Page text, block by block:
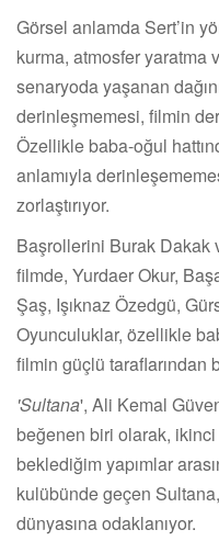
Görsel anlamda Sert’in
kurma, atmosfer yaratma
senaryoda yaşanan
derinleşmemesi, filmin
Özellikle baba-oğul
anlamıyla
zorlaştırıyor.
Başrollerini Burak Dakak
filmde, Yurdaer Okur,
Şaş, Işıknaz Özedgü,
Oyunculuklar, özellikle
filmin güçlü taraflarından
'Sultana', Ali Kemal
beğenen biri olarak,
beklediğim yapımlar
kulübünde geçen Sultana,
dünyasına odaklanıyor.